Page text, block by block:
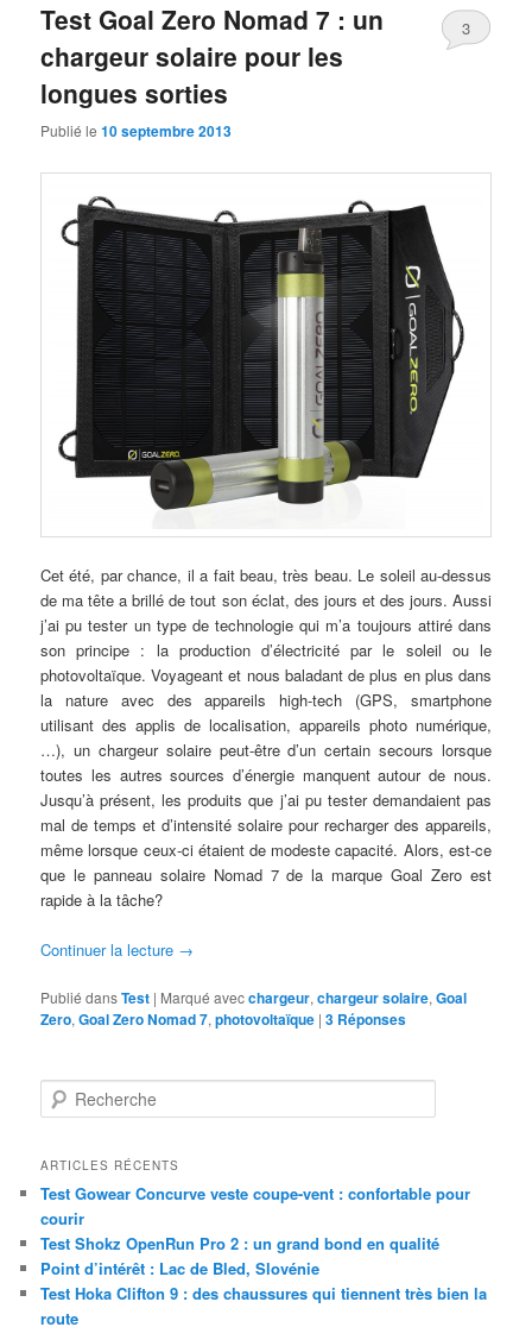
Test Goal Zero Nomad 7 : un
chargeur solaire pour les
longues sorties
Publié le10 septembre 2013
3
Cet été, par chance, il a fait beau, très beau. Le soleil au-dessus
de ma tête a brillé de tout son éclat, des jours et des jours. Aussi
j’ai pu tester un type de technologie qui m’a toujours attiré dans
son principe : la production d’électricité par le soleil ou le
photovoltaïque. Voyageant et nous baladant de plus en plus dans
la nature avec des appareils high-tech (GPS, smartphone
utilisant des applis de localisation, appareils photo numérique,
…), un chargeur solaire peut-être d’un certain secours lorsque
toutes les autres sources d’énergie manquent autour de nous.
Jusqu’à présent, les produits que j’ai pu tester demandaient pas
mal de temps et d’intensité solaire pour recharger des appareils,
même lorsque ceux-ci étaient de modeste capacité. Alors, est-ce
que le panneau solaire Nomad 7 de la marque Goal Zero est
rapide à la tâche?
Continuer la lecture →
Publié dansTest | Marqué avecchargeur,chargeur solaire,Goal
Zero,Goal Zero Nomad 7,photovoltaïque |3 Réponses
e
h
r
c
h
e
ARTICLES RÉCENTS
Test Gowear Concurve veste coupe-vent : confortable pour
courir
Test Shokz OpenRun Pro 2 : un grand bond en qualité
Point d’intérêt : Lac de Bled, Slovénie
Test Hoka Clifton 9 : des chaussures qui tiennent très bien la
route